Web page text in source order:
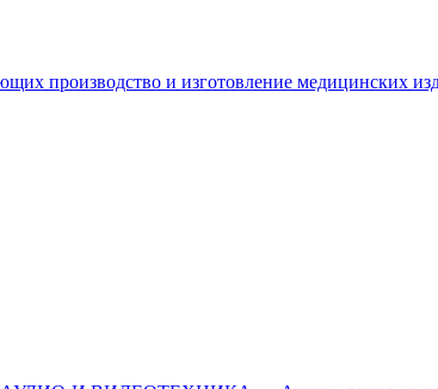
производство и изготовление медицинских